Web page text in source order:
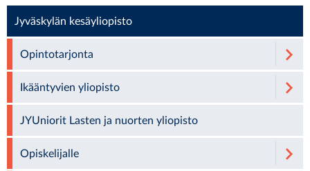
Jyväskylän kesäyliopisto
Opintotarjonta
Ikääntyvien yliopisto
JYUniorit Lasten ja nuorten yliopisto
Opiskelijalle